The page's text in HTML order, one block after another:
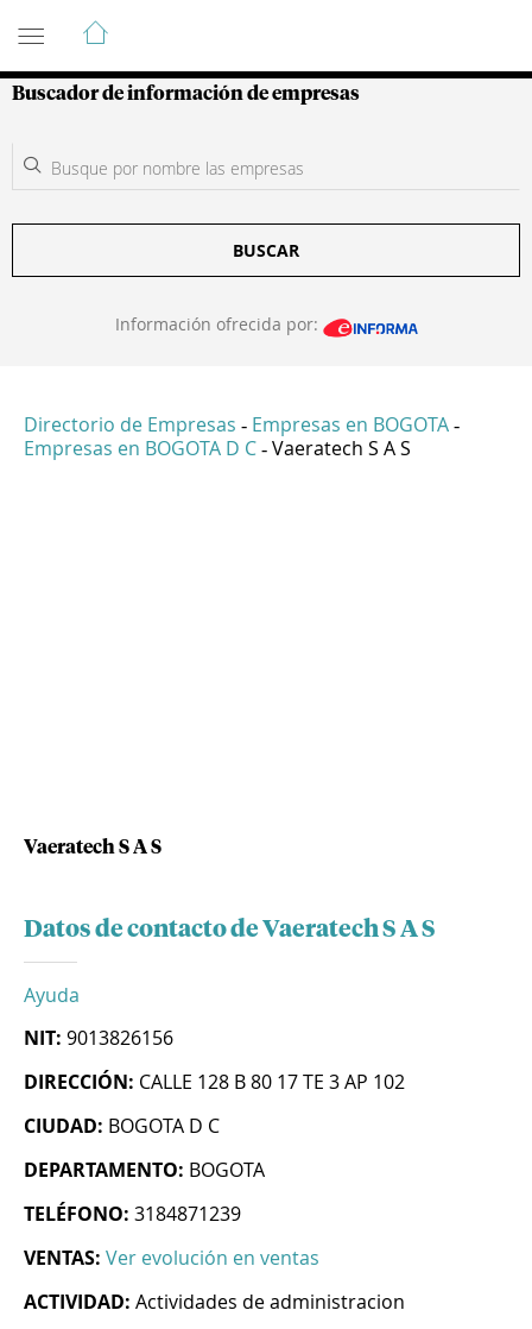
Guía de Empresas Colombianas
Buscador de información de empresas
BUSCAR
Información ofrecida por:
Directorio de Empresas - Empresas en BOGOTA -
Empresas en BOGOTA D C - Vaeratech S A S
Vaeratech S A S
Datos de contacto de Vaeratech S A S
Ayuda
NIT: 9013826156
DIRECCIÓN: CALLE 128 B 80 17 TE 3 AP 102
CIUDAD: BOGOTA D C
DEPARTAMENTO: BOGOTA
TELÉFONO: 3184871239
VENTAS: Ver evolución en ventas
ACTIVIDAD: Actividades de administracion